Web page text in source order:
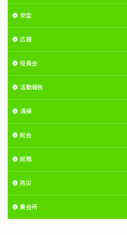
安全
広報
役員会
活動報告
清掃
総会
総務
防災
集会所